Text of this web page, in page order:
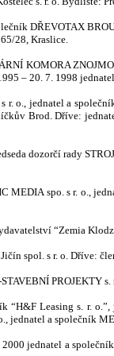
DŘEVOTAX
28, Kraslice.
KOMORA
– 20. 7. 1998
o., jednatel a
Brod. Dříve:
dozorčí rady
MEDIA spo. s r. o.,
“Zemia
spol. s r. o. Dříve:
PROJEKTY
“H&F Leasing s. r.
a společník
jednatel a